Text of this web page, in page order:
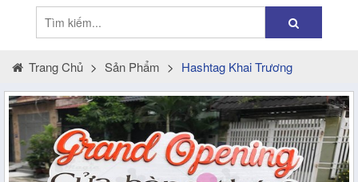
Trang Chủ > Sản Phẩm > Hashtag Khai Trương